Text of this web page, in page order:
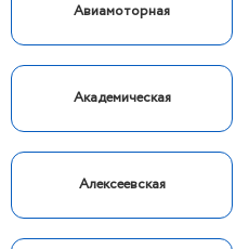
Авиамоторная
Академическая
Алексеевская